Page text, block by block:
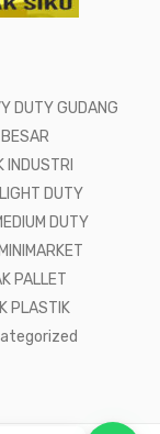
DUTY GUDANG
BESAR
INDUSTRI
DUTY
DUTY
PALLET
PLASTIK